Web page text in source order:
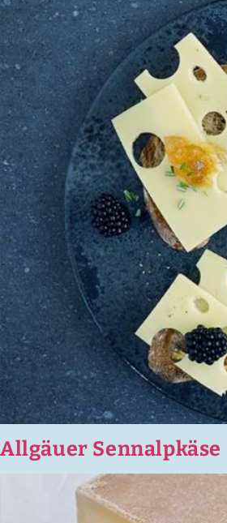
Allgäuer Sennalpkäse